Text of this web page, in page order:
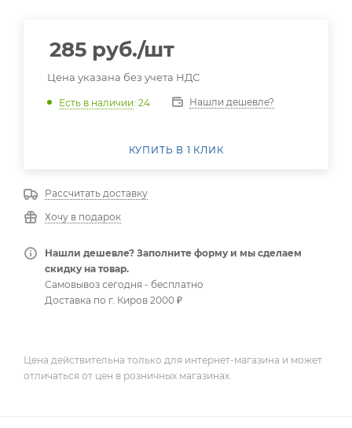
285 руб./шт
Цена указана без учета НДС
Есть в наличии: 24 Нашли дешевле?
КУПИТЬ В 1 КЛИК
Рассчитать доставку
Хочу в подарок
Нашли дешевле? Заполните форму и мы сделаем
скидку на товар.
Самовывоз сегодня - бесплатно
Доставка по г. Киров 2000 ₽
Цена действительна только для интернет-магазина и может
отличаться от цен в розничных магазинах.